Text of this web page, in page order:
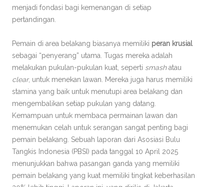
menjadi fondasi bagi kemenangan di setiap
pertandingan.
Pemain di area belakang biasanya memiliki peran krusial
sebagai “penyerang” utama. Tugas mereka adalah
melakukan pukulan-pukulan kuat, seperti smashatau
clear, untuk menekan lawan. Mereka juga harus memiliki
stamina yang baik untuk menutupi area belakang dan
mengembalikan setiap pukulan yang datang.
Kemampuan untuk membaca permainan lawan dan
menemukan celah untuk serangan sangat penting bagi
pemain belakang. Sebuah laporan dari Asosiasi Bulu
Tangkis Indonesia (PBSI) pada tanggal 10 April 2025
menunjukkan bahwa pasangan ganda yang memiliki
pemain belakang yang kuat memiliki tingkat keberhasilan